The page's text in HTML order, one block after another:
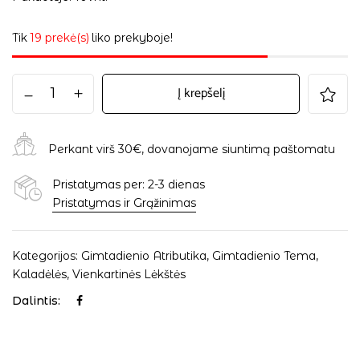
Tik19 prekė(s) liko prekyboje!
Į krepšelį
Perkant virš 30€, dovanojame siuntimą paštomatu
Pristatymas per: 2-3 dienas
Pristatymas ir Grąžinimas
Kategorijos: Gimtadienio Atributika, Gimtadienio Tema,
Kaladėlės, Vienkartinės Lėkštės
Dalintis: